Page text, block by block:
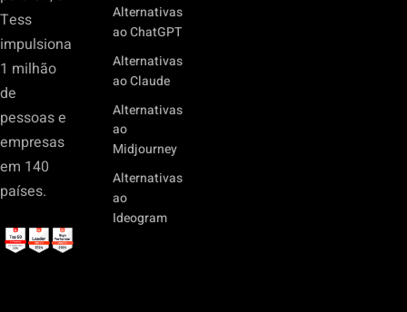
Tess
impulsiona
1 milhão
de
pessoas e
empresas
em 140
países.
Alternativas
ao ChatGPT
Alternativas
ao Claude
Alternativas
ao
Midjourney
Alternativas
ao
Ideogram